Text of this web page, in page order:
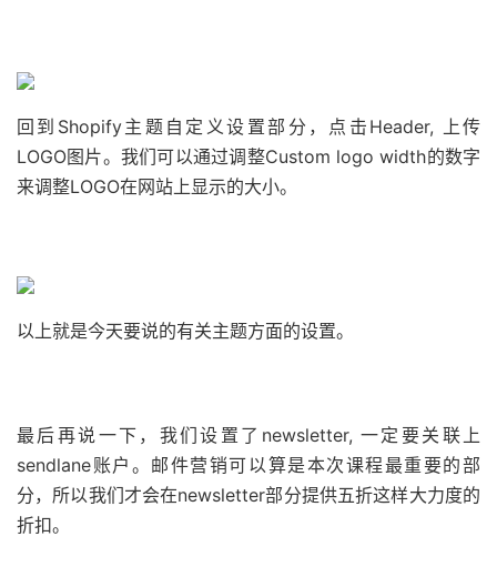
回到Shopify主题自定义设置部分，点击Header, 上传
LOGO图片。我们可以通过调整Custom logo width的数字
来调整LOGO在网站上显示的大小。
以上就是今天要说的有关主题方面的设置。
最后再说一下，我们设置了newsletter, 一定要关联上
sendlane账户。邮件营销可以算是本次课程最重要的部
分，所以我们才会在newsletter部分提供五折这样大力度的
折扣。